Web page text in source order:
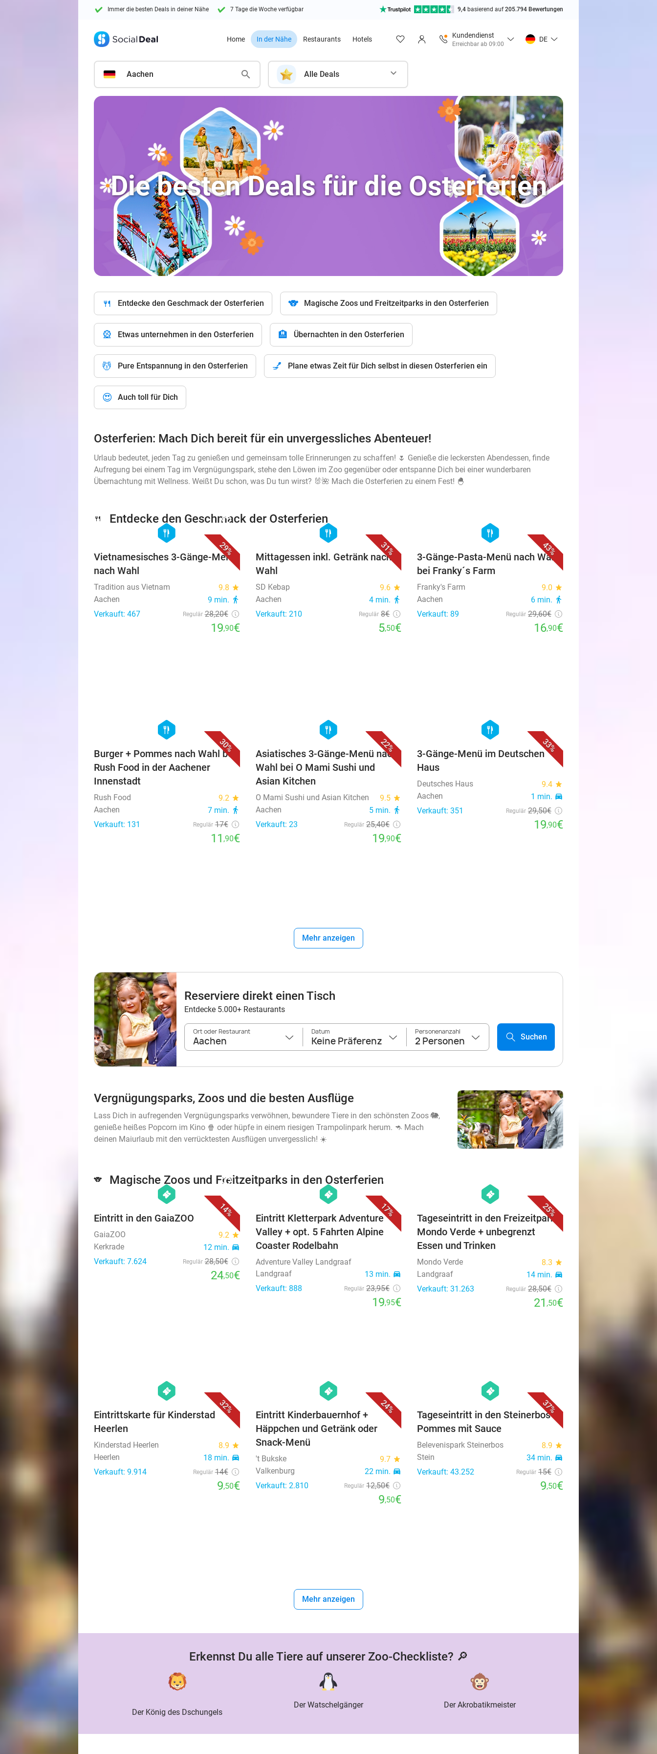
Immer die besten Deals in deiner Nähe
7 Tage die Woche verfügbar
9,4 basierend auf205.794 Bewertungen
Home In der Nähe Restaurants Hotels
Kundendienst
Erreichbar ab 09:00
DE
Aachen Alle Deals
Die besten Deals für die Osterferien
🍴 Entdecke den Geschmack der Osterferien 🐨 Magische Zoos und Freitzeitparks in den Osterferien
🎡 Etwas unternehmen in den Osterferien 🏨 Übernachten in den Osterferien
💆 Pure Entspannung in den Osterferien 💅 Plane etwas Zeit für Dich selbst in diesen Osterferien ein
😍 Auch toll für Dich
Osterferien: Mach Dich bereit für ein unvergessliches Abenteuer!
Urlaub bedeutet, jeden Tag zu genießen und gemeinsam tolle Erinnerungen zu schaffen! 🌷 Genieße die leckersten Abendessen, finde
Aufregung bei einem Tag im Vergnügungspark, stehe den Löwen im Zoo gegenüber oder entspanne Dich bei einer wunderbaren
Übernachtung mit Wellness. Weißt Du schon, was Du tun wirst? 🐰🌺 Mach die Osterferien zu einem Fest! 🐣
🍴 Entdecke den Geschmack der Osterferien
29%
favorite_border
hexagon
food
Vietnamesisches 3-Gänge-Menü
nach Wahl
Tradition aus Vietnam 9.8 star
Aachen 9 min. directions_walk
Verkauft: 467 Regulär 28,20€
19,90€
31%
hexagon
food
Mittagessen inkl. Getränk nach
Wahl
SD Kebap 9.6 star
Aachen 4 min. directions_walk
Verkauft: 210 Regulär 8€
5,50€
43%
hexagon
food
3-Gänge-Pasta-Menü nach Wahl
bei Franky´s Farm
Franky's Farm 9.0 star
Aachen 6 min. directions_walk
Verkauft: 89 Regulär 29,60€
16,90€
30%
hexagon
food
Burger + Pommes nach Wahl bei
Rush Food in der Aachener
Innenstadt
Rush Food 9.2 star
Aachen 7 min. directions_walk
Verkauft: 131 Regulär 17€
11 ,90€
22%
hexagon
food
Asiatisches 3-Gänge-Menü nach
Wahl bei O Mami Sushi und
Asian Kitchen
O Mami Sushi und Asian Kitchen 9.5 star
Aachen 5 min. directions_walk
Verkauft: 23 Regulär 25,40€
19,90€
33%
hexagon
food
3-Gänge-Menü im Deutschen
Haus
Deutsches Haus 9.4 star
Aachen 1 min. directions_car
Verkauft: 351 Regulär 29,50€
19,90€
Mehr anzeigen
Reserviere direkt einen Tisch
Entdecke 5.000+ Restaurants
Ort oder Restaurant
Aachen
Datum
Keine Präferenz
Personenanzahl
2 Personen Suchen
Vergnügungsparks, Zoos und die besten Ausflüge
Lass Dich in aufregenden Vergnügungsparks verwöhnen, bewundere Tiere in den schönsten Zoos 🐘,
genieße heißes Popcorn im Kino 🍿 oder hüpfe in einem riesigen Trampolinpark herum. 🦘 Mach
deinen Maiurlaub mit den verrücktesten Ausflügen unvergesslich! ☀️
🐨 Magische Zoos und Freitzeitparks in den Osterferien
14%
favorite_border
hexagon
events
Eintritt in den GaiaZOO
GaiaZOO 9.2 star
Kerkrade 12 min. directions_car
Verkauft: 7.624 Regulär 28,50€
24,50€
17%
favorite_border
hexagon
events
Eintritt Kletterpark Adventure
Valley + opt. 5 Fahrten Alpine
Coaster Rodelbahn
Adventure Valley Landgraaf
Landgraaf
13 min. directions_car
Verkauft: 888 Regulär 23,95€
19,95€
25%
hexagon
events
Tageseintritt in den Freizeitpark
Mondo Verde + unbegrenzt
Essen und Trinken
Mondo Verde 8.3 star
Landgraaf 14 min. directions_car
Verkauft: 31.263 Regulär 28,50€
21 ,50€
32%
hexagon
events
Eintrittskarte für Kinderstad
Heerlen
Kinderstad Heerlen 8.9 star
Heerlen 18 min. directions_car
Verkauft: 9.914 Regulär 14€
9,50€
24%
hexagon
events
Eintritt Kinderbauernhof +
Häppchen und Getränk oder
Snack-Menü
't Bukske 9.7 star
Valkenburg 22 min. directions_car
Verkauft: 2.810 Regulär 12,50€
9,50€
37%
hexagon
events
Tageseintritt in den Steinerbos +
Pommes mit Sauce
Belevenispark Steinerbos 8.9 star
Stein 34 min. directions_car
Verkauft: 43.252 Regulär 15€
9,50€
Mehr anzeigen
Erkennst Du alle Tiere auf unserer Zoo-Checkliste? 🔎
Der König des Dschungels
Der Watschelgänger Der Akrobatikmeister